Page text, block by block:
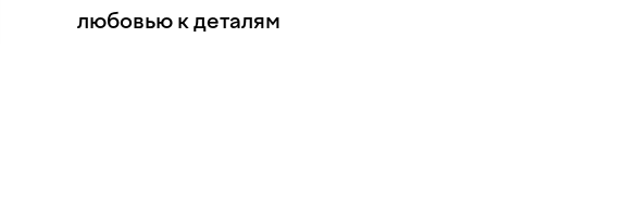
любовью к деталям